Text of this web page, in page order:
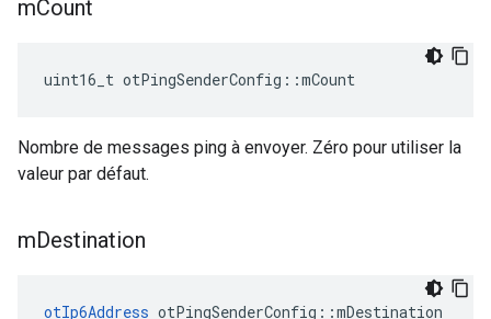
mCount
uint16_t otPingSenderConfig ::mCount
Nombre de messages ping à envoyer. Zéro pour utiliser la
valeur par défaut.
mDestination
otIp6Address otPingSenderConfig ::mDestination